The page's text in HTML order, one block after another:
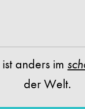
ist anders im
der Welt.